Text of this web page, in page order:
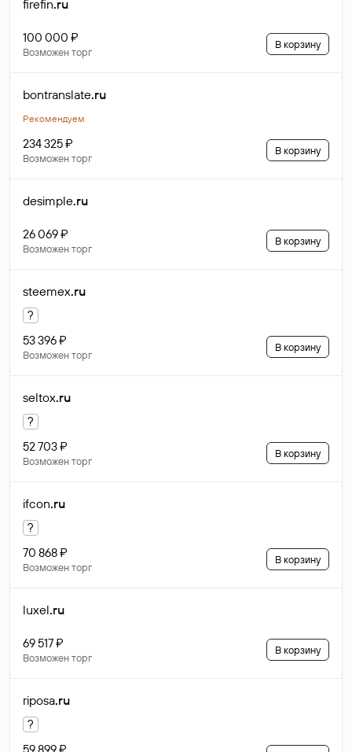
firefin.ru
100 000 ₽
Возможен торг
В корзину
bontranslate.ru
Рекомендуем
234 325 ₽
Возможен торг
В корзину
desimple.ru
26 069 ₽
Возможен торг
В корзину
steemex.ru
?
53 396 ₽
Возможен торг
В корзину
seltox.ru
?
52 703 ₽
Возможен торг
В корзину
ifcon.ru
?
70 868 ₽
Возможен торг
В корзину
luxel.ru
69 517 ₽
Возможен торг
В корзину
riposa.ru
?